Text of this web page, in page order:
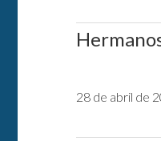
28 de abril de